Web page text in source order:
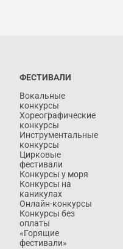
ФЕСТИВАЛИ
Вокальные
конкурсы
Хореографические
конкурсы
Инструментальные
конкурсы
Цирковые
фестивали
Конкурсы у моря
Конкурсы на
каникулах
Онлайн-конкурсы
Конкурсы без
оплаты
«Горящие
фестивали»